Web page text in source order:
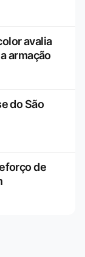
avalia
armação
do São
de